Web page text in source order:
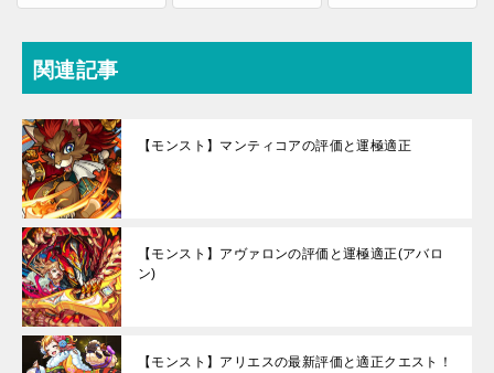
関連記事
【モンスト】マンティコアの評価と運極適正
【モンスト】アヴァロンの評価と運極適正(アバロ
ン)
【モンスト】アリエスの最新評価と適正クエスト！